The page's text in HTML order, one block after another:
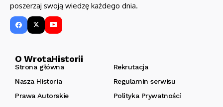
poszerzaj swoją wiedzę każdego dnia.
O WrotaHistorii
Strona główna
Rekrutacja
Nasza Historia
Regulamin serwisu
Prawa Autorskie
Polityka Prywatności